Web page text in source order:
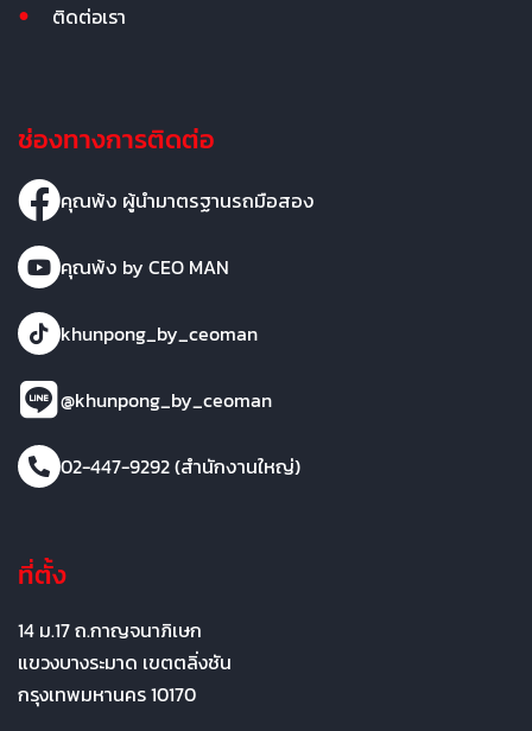
ติดต่อเรา
ช่องทางการติดต่อ
คุณพ้ง ผู้นำมาตรฐานรถมือสอง
คุณพ้ง by CEO MAN
khunpong_by_ceoman
@khunpong_by_ceoman
02-447-9292 (สำนักงานใหญ่)
ที่ตั้ง
14 ม.17 ถ.กาญจนาภิเษก
แขวงบางระมาด เขตตลิ่งชัน
กรุงเทพมหานคร 10170